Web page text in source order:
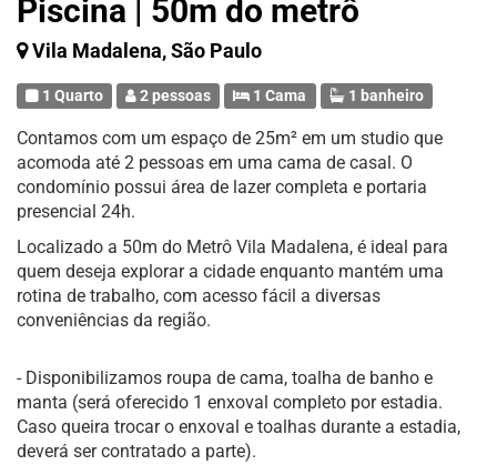
Piscina | 50m do metrô
Vila Madalena, São Paulo
1 Quarto 2 pessoas 1 Cama 1 banheiro
Contamos com um espaço de 25m² em um studio que
acomoda até 2 pessoas em uma cama de casal. O
condomínio possui área de lazer completa e portaria
presencial 24h.
Localizado a 50m do Metrô Vila Madalena, é ideal para
quem deseja explorar a cidade enquanto mantém uma
rotina de trabalho, com acesso fácil a diversas
conveniências da região.
- Disponibilizamos roupa de cama, toalha de banho e
manta (será oferecido 1 enxoval completo por estadia.
Caso queira trocar o enxoval e toalhas durante a estadia,
deverá ser contratado a parte).